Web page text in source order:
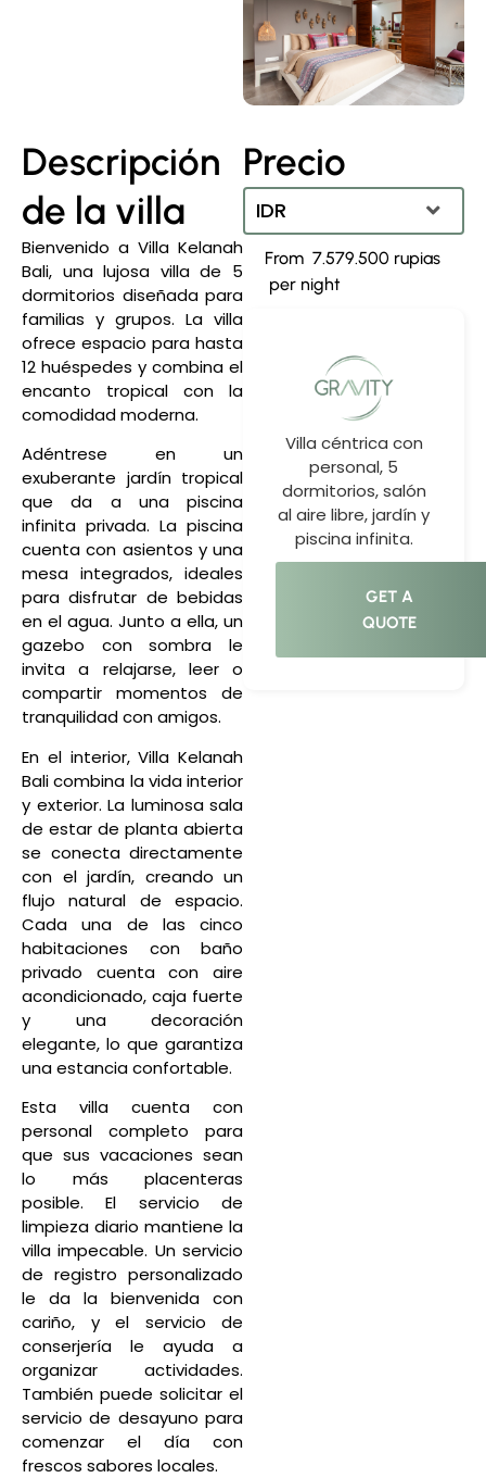
Descripción
de la villa
Bienvenido a Villa Kelanah
Bali, una lujosa villa de 5
dormitorios diseñada para
familias y grupos. La villa
ofrece espacio para hasta
12 huéspedes y combina el
encanto tropical con la
comodidad moderna.
Adéntrese en un
exuberante jardín tropical
que da a una piscina
infinita privada. La piscina
cuenta con asientos y una
mesa integrados, ideales
para disfrutar de bebidas
en el agua. Junto a ella, un
gazebo con sombra le
invita a relajarse, leer o
compartir momentos de
tranquilidad con amigos.
En el interior, Villa Kelanah
Bali combina la vida interior
y exterior. La luminosa sala
de estar de planta abierta
se conecta directamente
con el jardín, creando un
flujo natural de espacio.
Cada una de las cinco
habitaciones con baño
privado cuenta con aire
acondicionado, caja fuerte
y una decoración
elegante, lo que garantiza
una estancia confortable.
Esta villa cuenta con
personal completo para
que sus vacaciones sean
lo más placenteras
posible. El servicio de
limpieza diario mantiene la
villa impecable. Un servicio
de registro personalizado
le da la bienvenida con
cariño, y el servicio de
conserjería le ayuda a
organizar actividades.
También puede solicitar el
servicio de desayuno para
comenzar el día con
frescos sabores locales.
Precio
IDR
IDR
7.579.500 rupias
Villa céntrica con
personal, 5
dormitorios, salón
al aire libre, jardín y
piscina infinita.
GET A
QUOTE